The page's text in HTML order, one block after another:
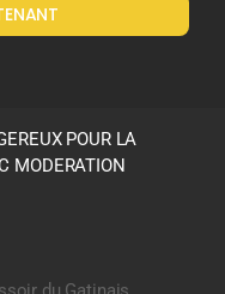
et de retours
POUR LA
MODERATION